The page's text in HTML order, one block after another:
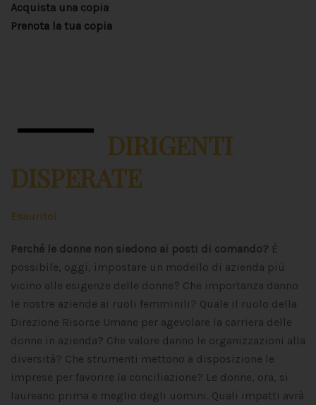
Acquista una copia
Prenota la tua copia
DIRIGENTI
DISPERATE
Esaurito!
Perché le donne non siedono ai posti di comando? È
possibile, oggi, impostare un modello di azienda più
vicino alle esigenze delle donne? Che importanza danno
le nostre aziende ai ruoli femminili? Quale il ruolo della
Direzione Risorse Umane per agevolare la carriera delle
donne in azienda? Che valore danno le organizzazioni alla
diversità? Che strumenti mettono a disposizione le
imprese per favorire la conciliazione? Le donne, ora, si
laureano prima e meglio degli uomini. Quali impatti avrà